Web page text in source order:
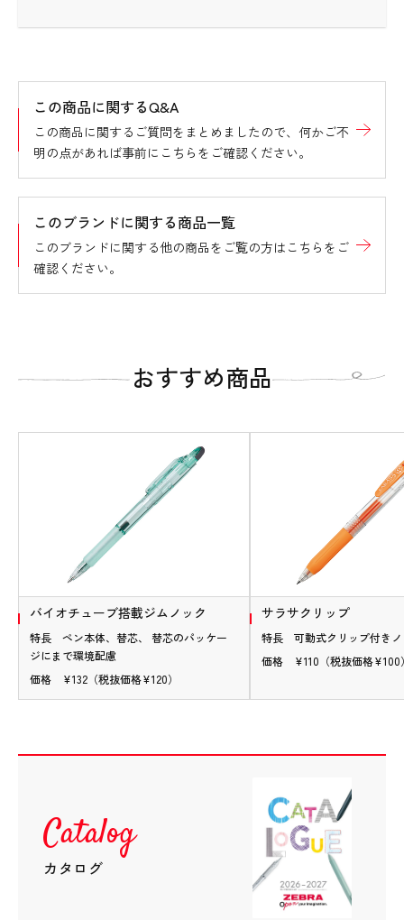
この商品に関するQ&A
この商品に関するご質問をまとめましたので、何かご不
明の点があれば事前にこちらをご確認ください。
このブランドに関する商品一覧
このブランドに関する他の商品をご覧の方はこちらをご
確認ください。
おすすめ商品
バイオチューブ搭載ジムノック
特長 ペン本体、替芯、 替芯のパッケー
ジにまで環境配慮
価格 ¥132（税抜価格¥120）
サラサクリップ
特長 可動式クリップ付きノ
価格 ¥110（税抜価格¥100
Catalog
カタログ